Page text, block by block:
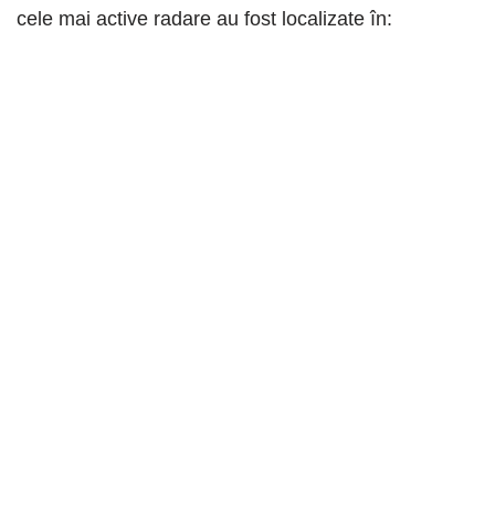
cele mai active radare au fost localizate în: